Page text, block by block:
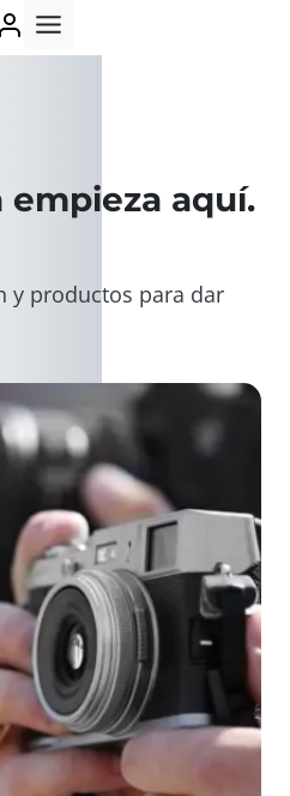
empieza aquí.
y productos para dar